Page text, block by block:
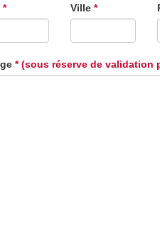
* Ville*
* (sous réserve de validation